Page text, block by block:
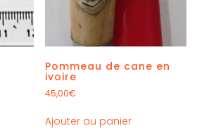
Pommeau de cane en
ivoire
45,00€
Ajouter au panier